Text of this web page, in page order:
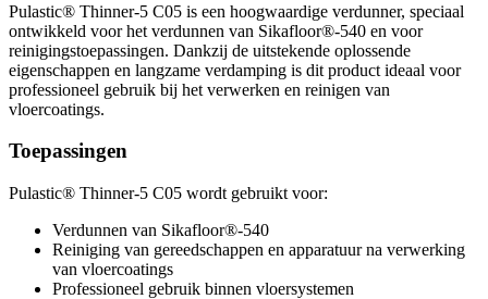
Pulastic® Thinner-5 C05 is een hoogwaardige verdunner, speciaal
ontwikkeld voor het verdunnen van Sikafloor®-540 en voor
reinigingstoepassingen. Dankzij de uitstekende oplossende
eigenschappen en langzame verdamping is dit product ideaal voor
professioneel gebruik bij het verwerken en reinigen van
vloercoatings.
Toepassingen
Pulastic® Thinner-5 C05 wordt gebruikt voor:
Verdunnen van Sikafloor®-540
Reiniging van gereedschappen en apparatuur na verwerking
van vloercoatings
Professioneel gebruik binnen vloersystemen